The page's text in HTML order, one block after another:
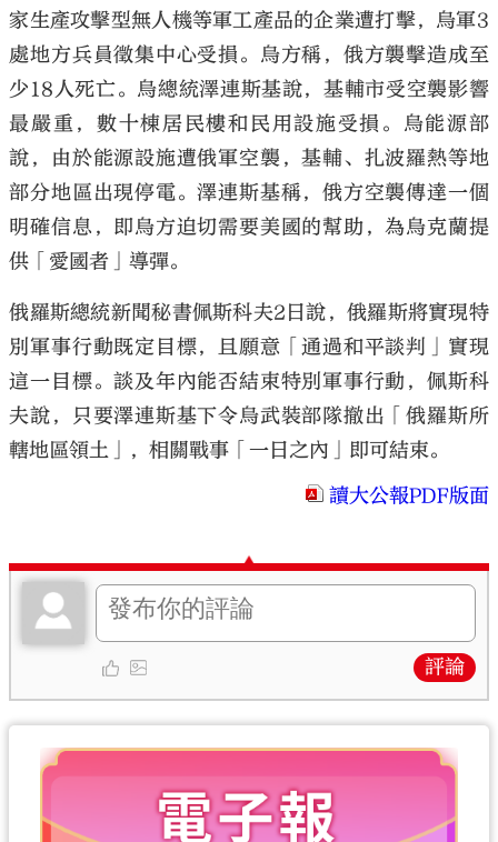
家生產攻擊型無人機等軍工產品的企業遭打擊，烏軍3
處地方兵員徵集中心受損。烏方稱，俄方襲擊造成至
少18人死亡。烏總統澤連斯基說，基輔市受空襲影響
最嚴重，數十棟居民樓和民用設施受損。烏能源部
說，由於能源設施遭俄軍空襲，基輔、扎波羅熱等地
部分地區出現停電。澤連斯基稱，俄方空襲傳達一個
明確信息，即烏方迫切需要美國的幫助，為烏克蘭提
供「愛國者」導彈。
俄羅斯總統新聞秘書佩斯科夫2日說，俄羅斯將實現特
別軍事行動既定目標，且願意「通過和平談判」實現
這一目標。談及年內能否結束特別軍事行動，佩斯科
夫說，只要澤連斯基下令烏武裝部隊撤出「俄羅斯所
轄地區領土」，相關戰事「一日之內」即可結束。
讀大公報PDF版面
評論